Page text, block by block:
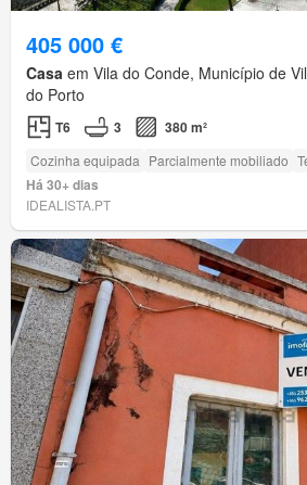
405 000 €
Casa em Vila do Conde, Município de
do Porto
T6 3 380 m²
Cozinha equipada Parcialmente mobiliado
Há 30+ dias
IDEALISTA.PT